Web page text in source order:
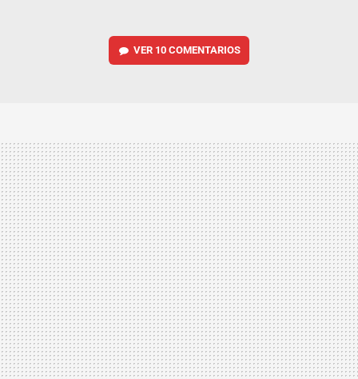
VER 10 COMENTARIOS